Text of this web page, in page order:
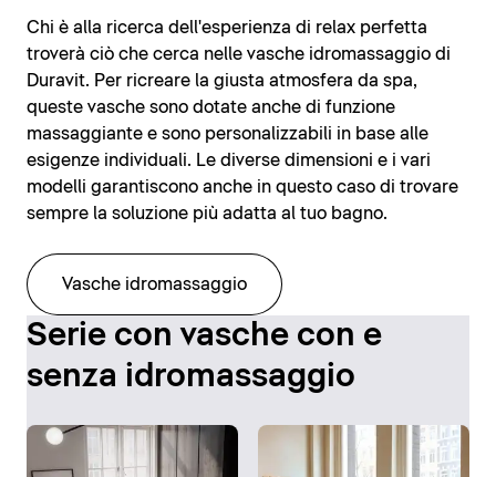
Chi è alla ricerca dell'esperienza di relax perfetta
troverà ciò che cerca nelle vasche idromassaggio di
Duravit. Per ricreare la giusta atmosfera da spa,
queste vasche sono dotate anche di funzione
massaggiante e sono personalizzabili in base alle
esigenze individuali. Le diverse dimensioni e i vari
modelli garantiscono anche in questo caso di trovare
sempre la soluzione più adatta al tuo bagno.
Vasche idromassaggio
Serie con vasche con e
senza idromassaggio